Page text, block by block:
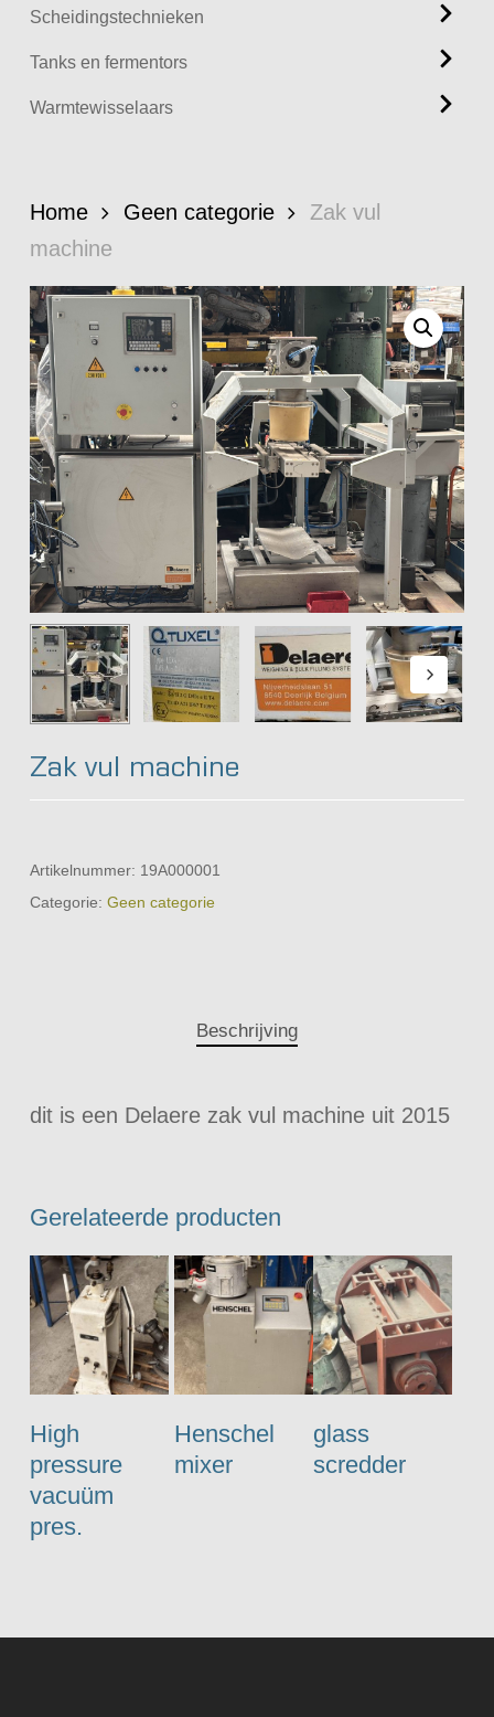
Scheidingstechnieken
Tanks en fermentors
Warmtewisselaars
Home Geen categorie
Zak vul
machine
Zak vul machine
Artikelnummer: 19A000001
Categorie: Geen categorie
Beschrijving
dit is een Delaere zak vul machine uit 2015
Gerelateerde producten
High
pressure
vacuüm
pres.
Henschel
mixer
glass
scredder